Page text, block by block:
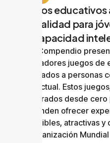
Juegos
sexualidad para
discapacidad
Este Compendio
innovadores juegos de
adaptados a personas
intelectual. Estos
elaborados desde
pretenden ofrecer
accesibles, atractivas
la Organización